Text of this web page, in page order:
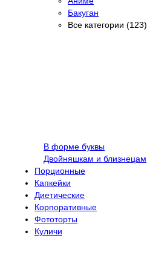
Бакуган
Все категории (123)
В форме буквы
Двойняшкам и близнецам
Порционные
Капкейки
Диетические
Корпоративные
Фототорты
Куличи